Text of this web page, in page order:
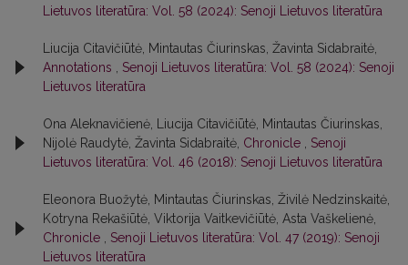
Lietuvos literatūra: Vol. 58 (2024): Senoji Lietuvos literatūra
Liucija Citavičiūtė, Mintautas Čiurinskas, Žavinta Sidabraitė,
Annotations
Senoji Lietuvos literatūra: Vol. 58 (2024): Senoji
Lietuvos literatūra
Ona Aleknavičienė, Liucija Citavičiūtė, Mintautas Čiurinskas,
Nijolė Raudytė, Žavinta Sidabraitė, Chronicle
Senoji
Lietuvos literatūra: Vol. 46 (2018): Senoji Lietuvos literatūra
Eleonora Buožytė, Mintautas Čiurinskas, Živilė Nedzinskaitė,
Kotryna Rekašiūtė, Viktorija Vaitkevičiūtė, Asta Vaškelienė,
Chronicle
Senoji Lietuvos literatūra: Vol. 47 (2019): Senoji
Lietuvos literatūra